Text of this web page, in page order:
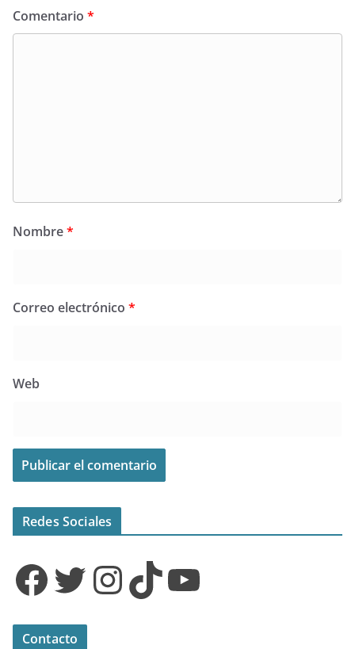
Comentario *
Nombre*
Correo electrónico *
Web
Redes Sociales
Facebook Twitter InstagramTikTok YouTube
Contacto